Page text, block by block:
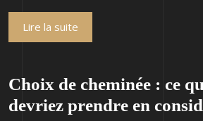
Lire la suite
Choix de cheminée : ce
devriez prendre en